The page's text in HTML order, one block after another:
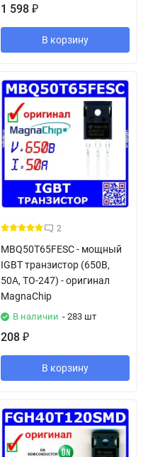
1 598 ₽
В корзину
2
MBQ50T65FESC - мощный
IGBT транзистор (650В,
50А, TO-247) - оригинал
MagnaChip
В наличии - 283 шт
208 ₽
В корзину